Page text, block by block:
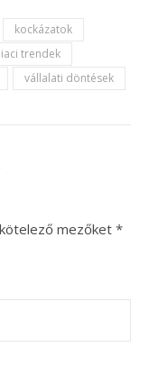
kockázatok
trendek
vállalati döntések
mezőket *